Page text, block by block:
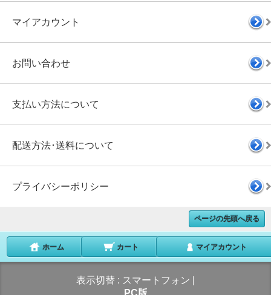
マイアカウント
お問い合わせ
支払い方法について
配送方法･送料について
プライバシーポリシー
ページの先頭へ戻る
ホーム カート マイアカウント
表示切替 : スマートフォン
PC版